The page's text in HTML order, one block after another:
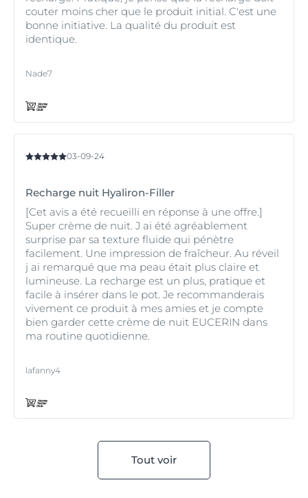
couter moins cher que le produit initial. C'est une
bonne initiative. La qualité du produit est
identique.
Nade7
03-09-24
Recharge nuit Hyaliron-Filler
[Cet avis a été recueilli en réponse à une offre.]
Super crème de nuit. J ai été agréablement
surprise par sa texture fluide qui pénètre
facilement. Une impression de fraîcheur. Au réveil
j ai remarqué que ma peau était plus claire et
lumineuse. La recharge est un plus, pratique et
facile à insérer dans le pot. Je recommanderais
vivement ce produit à mes amies et je compte
bien garder cette crème de nuit EUCERIN dans
ma routine quotidienne.
lafanny4
Tout voir